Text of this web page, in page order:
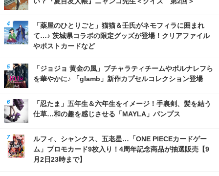
「薬屋のひとりごと」猫猫＆壬氏がネモフィラに囲まれ
て…♪ 茨城県コラボの限定グッズが登場！クリアファイル
やポストカードなど
「ジョジョ 黄金の風」ブチャラティチームやポルナレフら
を華やかに♪ 「glamb」新作カプセルコレクション登場
「忍たま」五年生＆六年生をイメージ！手裏剣、髪を結う
仕草…和の趣を感じさせる「MAYLA」パンプス
ルフィ、シャンクス、五老星…「ONE PIECEカードゲー
ム」プロモカード9枚入り！4周年記念商品が抽選販売【9
月2日23時まで】